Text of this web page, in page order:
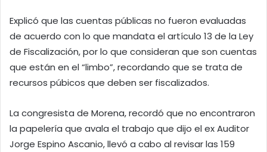
Explicó que las cuentas públicas no fueron evaluadas
de acuerdo con lo que mandata el artículo 13 de la Ley
de Fiscalización, por lo que consideran que son cuentas
que están en el “limbo”, recordando que se trata de
recursos púbicos que deben ser fiscalizados.
La congresista de Morena, recordó que no encontraron
la papelería que avala el trabajo que dijo el ex Auditor
Jorge Espino Ascanio, llevó a cabo al revisar las 159